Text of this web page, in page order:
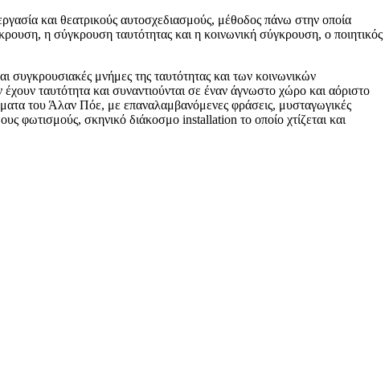
και θεατρικούς αυτοσχεδιασμούς, μέθοδος πάνω στην οποία
η σύγκρουση ταυτότητας και η κοινωνική σύγκρουση, ο ποιητικός
συγκρουσιακές μνήμες της ταυτότητας και των κοινωνικών
ταυτότητα και συναντιούνται σε έναν άγνωστο χώρο και αόριστο
του Άλαν Πόε, με επαναλαμβανόμενες φράσεις, μυσταγωγικές
φωτισμούς, σκηνικό διάκοσμο installation το οποίο χτίζεται και